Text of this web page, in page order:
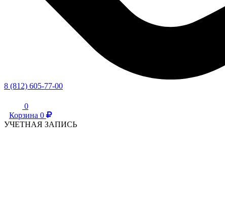
8 (812) 605-77-00
0
Корзина 0
УЧЕТНАЯ ЗАПИСЬ